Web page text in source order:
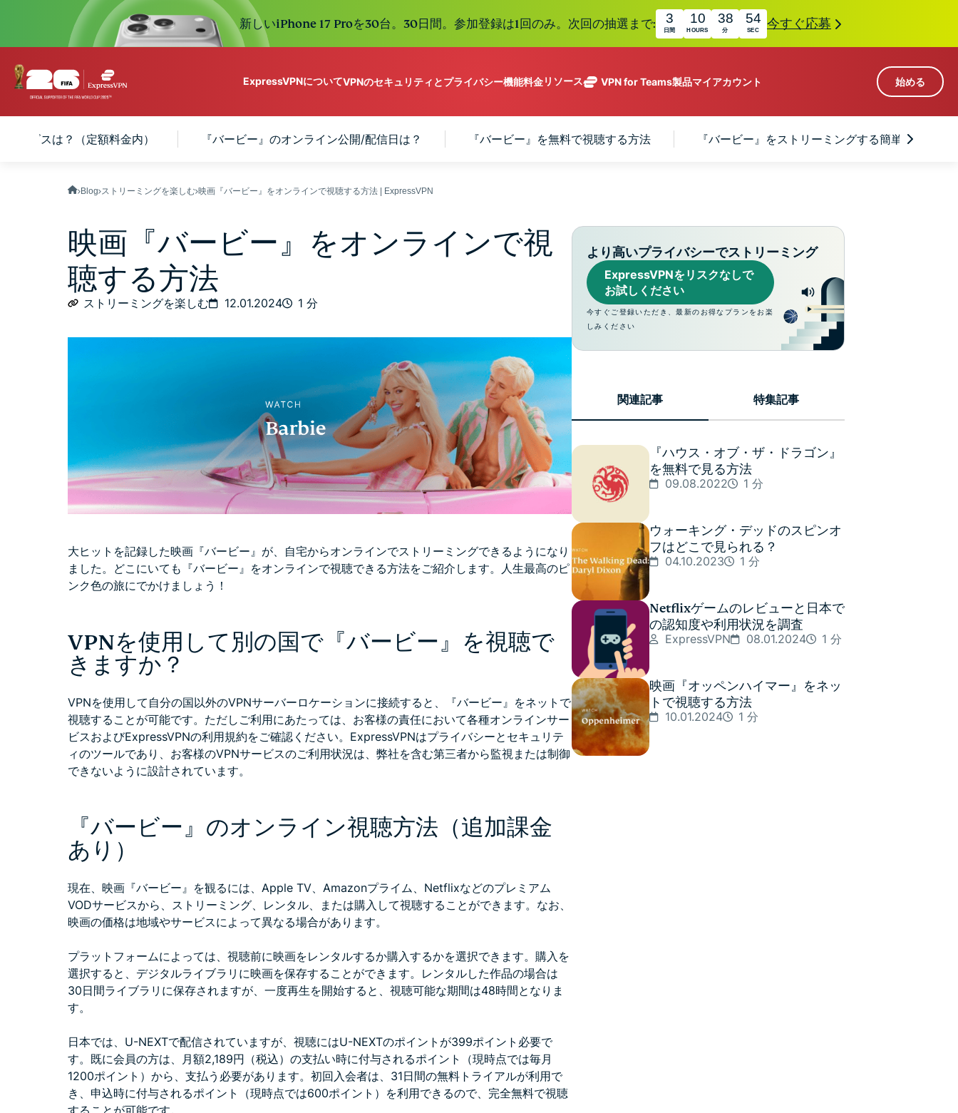
新しいiPhone 17 Proを30台。30日間。参加登録は1回のみ。次回の抽選まで: 3
日間
10
HOURS
38
分
53
SEC 今すぐ応募
ExpressVPNについて
ノーログポリシー]
113か国のサーバー
すべての機能を見る
1つのサブスクリプションで、プライバシーとセキュリティを強化する拡
張中のツール群を利用できます。これらはシームレスに連携し、デジタ
ルライフを向上させます。
すべての製品を見る
VPNのセキュリティとプライバシー機能
Windows 新機能
料金リソース
VPNとは
VPN for Teams製品
VPN protection for growing teams. Easy
業界をリード
する超高速
VPN。113か
備えていま
受信トレイと個人情
ExpressAI
機密コンピュ
現する初のコ
ンシューマー
向けAI。
Identity
Defender
ID保護・監
視・データ削
除を備えた強
力なツール
群。
Intego
firewall,
system tools,
and more.
マイアカウント 始める
ービスは？（定額料金内） 『バービー』のオンライン公開/配信日は？ 『バービー』を無料で視聴する方法 『バービー』をストリーミングする簡単3ステップ
Blog ストリーミングを楽しむ 映画『バービー』をオンラインで視聴する方法 | ExpressVPN
映画『バービー』をオンラインで視
聴する方法
ストリーミングを楽しむ 12.01.2024 1 分
大ヒットを記録した映画『バービー』が、自宅からオンラインでストリーミングできるようになり
ました。どこにいても『バービー』をオンラインで視聴できる方法をご紹介します。人生最高のピ
ンク色の旅にでかけましょう！
VPNを使用して別の国で『バービー』を視聴で
きますか？
VPNを使用して自分の国以外のVPNサーバーロケーションに接続すると、『バービー』をネットで
視聴することが可能です。ただしご利用にあたっては、お客様の責任において各種オンラインサー
ビスおよびExpressVPNの利用規約をご確認ください。ExpressVPNはプライバシーとセキュリテ
ィのツールであり、お客様のVPNサービスのご利用状況は、弊社を含む第三者から監視または制御
できないように設計されています。
『バービー』のオンライン視聴方法（追加課金
あり）
現在、映画『バービー』を観るには、Apple TV、Amazonプライム、Netflixなどのプレミアム
VODサービスから、ストリーミング、レンタル、または購入して視聴することができます。なお、
映画の価格は地域やサービスによって異なる場合があります。
プラットフォームによっては、視聴前に映画をレンタルするか購入するかを選択できます。購入を
選択すると、デジタルライブラリに映画を保存することができます。レンタルした作品の場合は
30日間ライブラリに保存されますが、一度再生を開始すると、視聴可能な期間は48時間となりま
す。
日本では、U-NEXTで配信されていますが、視聴にはU-NEXTのポイントが399ポイント必要で
す。既に会員の方は、月額2,189円（税込）の支払い時に付与されるポイント（現時点では毎月
1200ポイント）から、支払う必要があります。初回入会者は、31日間の無料トライアルが利用で
き、申込時に付与されるポイント（現時点では600ポイント）を利用できるので、完全無料で視聴
することが可能です。
より高いプライバシーでストリーミング
ExpressVPNをリスクなしで
お試しください
今すぐご登録いただき、最新のお得なプランをお楽
しみください
関連記事 特集記事
『ハウス・オブ・ザ・ドラゴン』
を無料で見る方法
09.08.2022 1 分
ウォーキング・デッドのスピンオ
フはどこで見られる？
04.10.2023 1 分
Netflixゲームのレビューと日本で
の認知度や利用状況を調査
ExpressVPN 08.01.2024 1 分
映画『オッペンハイマー』をネッ
トで視聴する方法
10.01.2024 1 分